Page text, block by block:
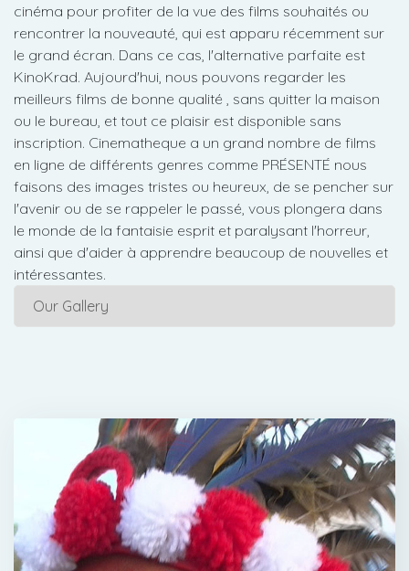
cinéma pour profiter de la vue des films souhaités ou
rencontrer la nouveauté, qui est apparu récemment sur
le grand écran. Dans ce cas, l'alternative parfaite est
KinoKrad. Aujourd'hui, nous pouvons regarder les
meilleurs films de bonne qualité , sans quitter la maison
ou le bureau, et tout ce plaisir est disponible sans
inscription. Cinematheque a un grand nombre de films
en ligne de différents genres comme PRÉSENTÉ nous
faisons des images tristes ou heureux, de se pencher sur
l'avenir ou de se rappeler le passé, vous plongera dans
le monde de la fantaisie esprit et paralysant l'horreur,
ainsi que d'aider à apprendre beaucoup de nouvelles et
intéressantes.